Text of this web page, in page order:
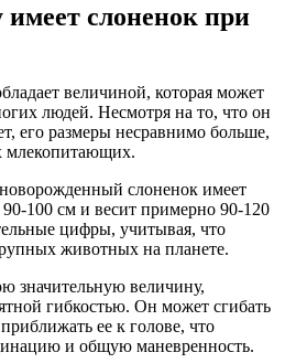
слоненок при
величиной, которая может
людей. Несмотря на то, что он
его размеры несравнимо больше,
млекопитающих.
слоненок имеет
100 см и весит примерно 90-120
цифры, учитывая, что
животных на планете.
значительную величину,
гибкостью. Он может сгибать
ее к голове, что
и общую маневренность.